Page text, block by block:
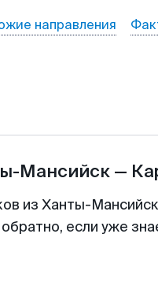
направления
Мансийск —
из Ханты-
если уже